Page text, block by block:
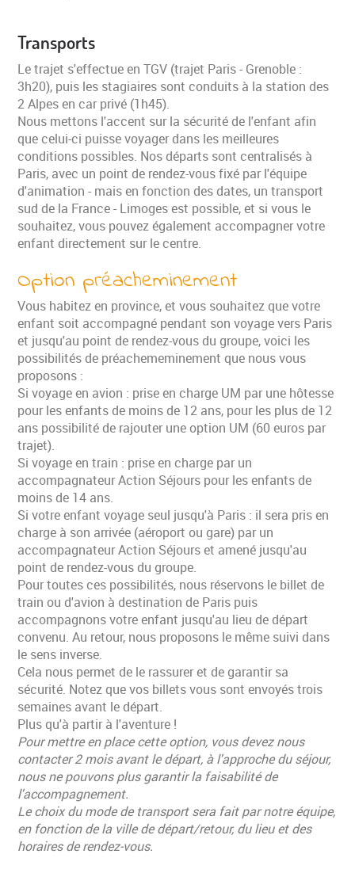
Transports
Le trajet s'effectue en TGV (trajet Paris - Grenoble :
3h20), puis les stagiaires sont conduits à la station des
2 Alpes en car privé (1h45).
Nous mettons l'accent sur la sécurité de l'enfant afin
que celui-ci puisse voyager dans les meilleures
conditions possibles. Nos départs sont centralisés à
Paris, avec un point de rendez-vous fixé par l'équipe
d'animation - mais en fonction des dates, un transport
sud de la France - Limoges est possible, et si vous le
souhaitez, vous pouvez également accompagner votre
enfant directement sur le centre.
Option préacheminement
Vous habitez en province, et vous souhaitez que votre
enfant soit accompagné pendant son voyage vers Paris
et jusqu'au point de rendez-vous du groupe, voici les
possibilités de préachememinement que nous vous
proposons :
Si voyage en avion : prise en charge UM par une hôtesse
pour les enfants de moins de 12 ans, pour les plus de 12
ans possibilité de rajouter une option UM (60 euros par
trajet).
Si voyage en train : prise en charge par un
accompagnateur Action Séjours pour les enfants de
moins de 14 ans.
Si votre enfant voyage seul jusqu'à Paris : il sera pris en
charge à son arrivée (aéroport ou gare) par un
accompagnateur Action Séjours et amené jusqu'au
point de rendez-vous du groupe.
Pour toutes ces possibilités, nous réservons le billet de
train ou d'avion à destination de Paris puis
accompagnons votre enfant jusqu'au lieu de départ
convenu. Au retour, nous proposons le même suivi dans
le sens inverse.
Cela nous permet de le rassurer et de garantir sa
sécurité. Notez que vos billets vous sont envoyés trois
semaines avant le départ.
Plus qu'à partir à l'aventure !
Pour mettre en place cette option, vous devez nous
contacter 2 mois avant le départ, à l'approche du séjour,
nous ne pouvons plus garantir la faisabilité de
l'accompagnement.
Le choix du mode de transport sera fait par notre équipe,
en fonction de la ville de départ/retour, du lieu et des
horaires de rendez-vous.